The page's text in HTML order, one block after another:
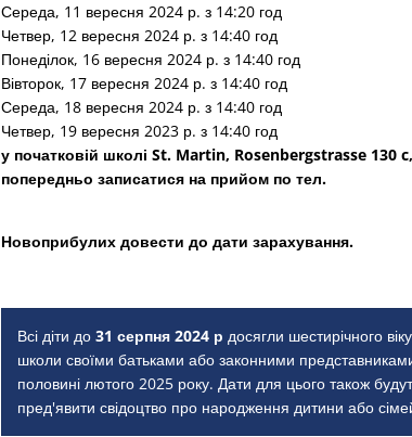
Середа, 11 вересня 2024 р. з 14:20 год
Четвер, 12 вересня 2024 р. з 14:40 год
Понеділок, 16 вересня 2024 р. з 14:40 год
Вівторок, 17 вересня 2024 р. з 14:40 год
Середа, 18 вересня 2024 р. з 14:40 год
Четвер, 19 вересня 2023 р. з 14:40 год
у початковій школі St. Martin, Rosenbergstrasse
попередньо записатися на прийом по тел.
Новоприбулих довести до дати зарахування.
Всі діти до 31 серпня 2024 р досягли шестирічного
школи своїми батьками або законними
половині лютого 2025 року. Дати для цього також
пред'явити свідоцтво про народження дитини або